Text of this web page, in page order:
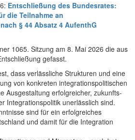
Entschließung des Bundesrates:
die Teilnahme an
§ 44 Absatz 4 AufenthG
1065. Sitzung am 8. Mai 2026 die aus
gefasst.
dass verlässliche Strukturen und eine
von konkreten integrationspolitischen
Ausgestaltung erfolgreicher, zukunfts-
Integrationspolitik unerlässlich sind.
sind für ein erfolgreiches
und damit für die Integration